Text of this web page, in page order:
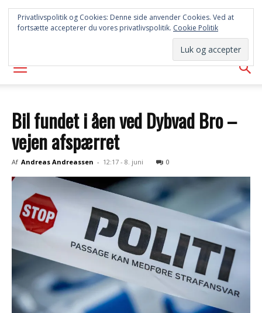
SYD
AVISEN
Bil fundet i åen ved Dybvad Bro –
vejen afspærret
Af Andreas Andreassen - 12:17 - 8. juni 0
Privatlivspolitik og Cookies: Denne side anvender Cookies. Ved at
fortsætte accepterer du vores privatlivspolitik. Cookie Politik